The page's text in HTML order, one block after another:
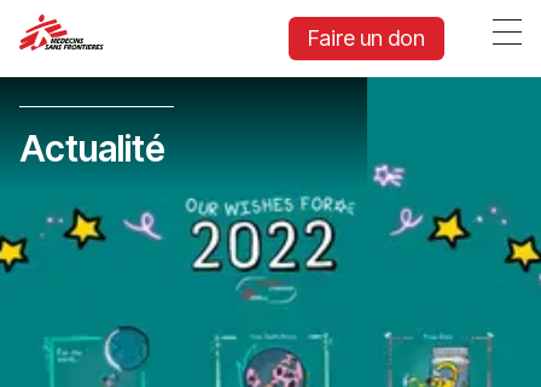
Faire un don
Actualité